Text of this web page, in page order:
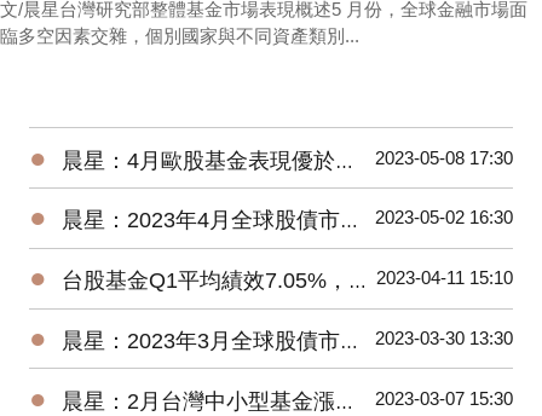
文/晨星台灣研究部整體基金市場表現概述5 月份，全球金融市場面
臨多空因素交雜，個別國家與不同資產類別...
● 晨星：4月歐股基金表現優於美股、亞股，債券基金漲跌不一 2023-05-08 17:30
● 晨星：2023年4月全球股債市展望 2023-05-02 16:30
● 台股基金Q1平均績效7.05%，台灣中小型平均報酬率來到18.93% 2023-04-11 15:10
● 晨星：2023年3月全球股債市展望 2023-03-30 13:30
● 晨星：2月台灣中小型基金漲逾4%，債券基金全軍覆沒 2023-03-07 15:30